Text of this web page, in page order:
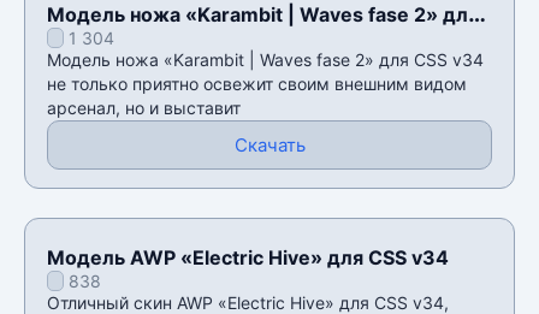
Модель ножа «Karambit | Waves fase 2» для
CSS v34
1 304
Модель ножа «Karambit | Waves fase 2» для CSS v34
не только приятно освежит своим внешним видом
арсенал, но и выставит
Скачать
Модель AWP «Electric Hive» для CSS v34
838
Отличный скин AWP «Electric Hive» для CSS v34,